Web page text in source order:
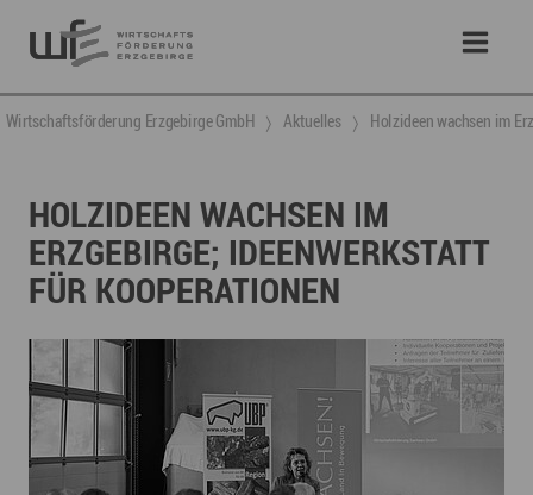
Wirtschaftsförderung Erzgebirge GmbH Aktuelles Holzideen wachsen im
HOLZIDEEN WACHSEN IM
ERZGEBIRGE; IDEENWERKSTATT
FÜR KOOPERATIONEN